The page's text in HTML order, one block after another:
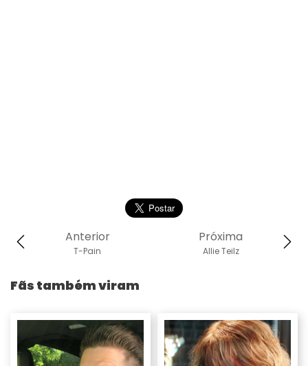
Próxima
Allie Teilz
Anterior
T-Pain
Fãs também viram